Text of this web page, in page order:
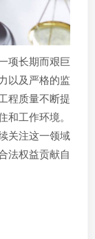
项长期而艰巨
以及严格的监
程质量不断提
工作环境。
关注这一领域
法权益贡献自